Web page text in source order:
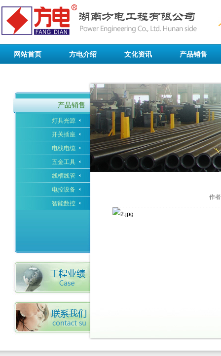
网站首页 方电介绍
领导致辞
发展历程
组织架构
联系我们
文化资讯
企业新闻
学习园地
企业文化
产品销售
开关插座
电线电缆
五金工具
线槽线管
电控设备
智能数控
产品销售
灯具光源
开关插座
电线电缆
五金工具
线槽线管
电控设备
智能数控
作